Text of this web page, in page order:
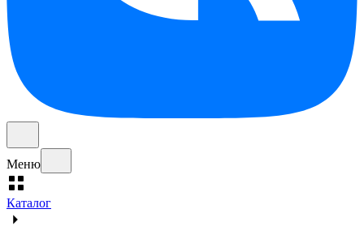
Меню
Каталог